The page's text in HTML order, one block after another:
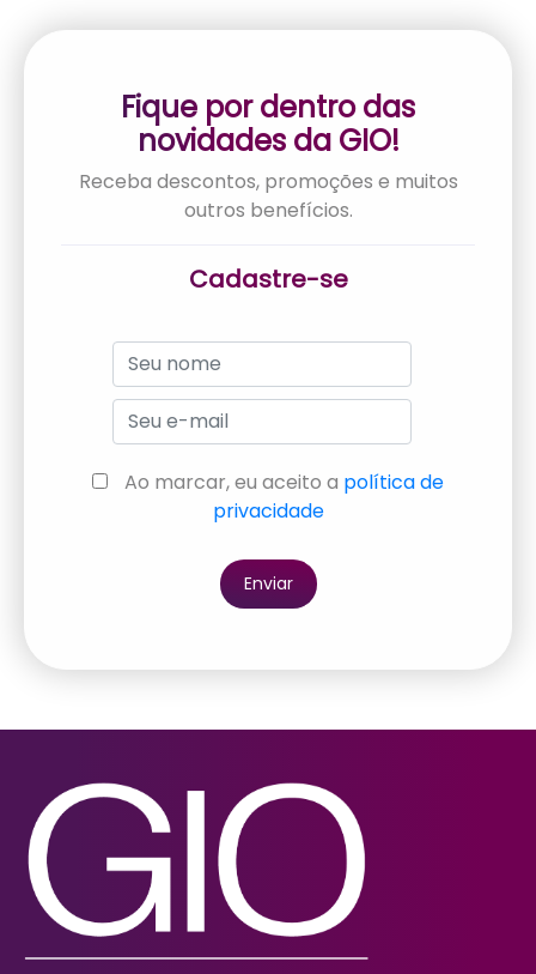
Fique por dentro das
novidades da GIO!
Receba descontos, promoções e muitos
outros benefícios.
Cadastre-se
Ao marcar, eu aceito a política de
privacidade